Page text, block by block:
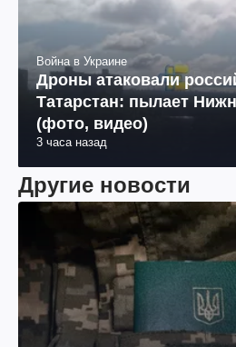
Война в Украине
Дроны атаковали
Татарстан: пылает
(фото, видео)
3 часа назад
Другие новости